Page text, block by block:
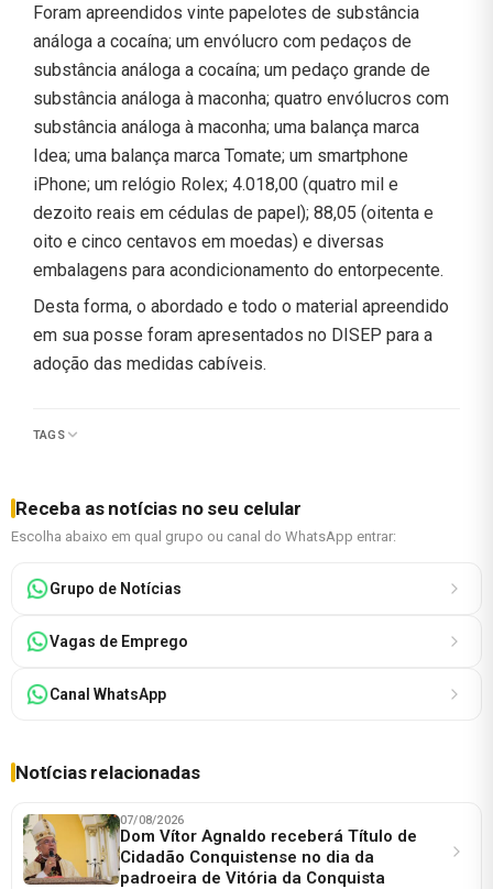
Foram apreendidos vinte papelotes de substância
análoga a cocaína; um envólucro com pedaços de
substância análoga a cocaína; um pedaço grande de
substância análoga à maconha; quatro envólucros com
substância análoga à maconha; uma balança marca
Idea; uma balança marca Tomate; um smartphone
iPhone; um relógio Rolex; 4.018,00 (quatro mil e
dezoito reais em cédulas de papel); ⁠88,05 (oitenta e
oito e cinco centavos em moedas) e ⁠diversas
embalagens para acondicionamento do entorpecente.
Desta forma, o abordado e todo o material apreendido
em sua posse foram apresentados no DISEP para a
adoção das medidas cabíveis.
TAGS
Receba as notícias no seu celular
Escolha abaixo em qual grupo ou canal do WhatsApp entrar:
Grupo de Notícias
Vagas de Emprego
Canal WhatsApp
Notícias relacionadas
07/08/2026
Dom Vítor Agnaldo receberá Título de
Cidadão Conquistense no dia da
padroeira de Vitória da Conquista